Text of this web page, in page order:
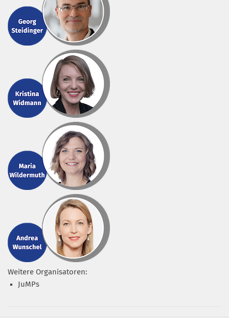
Weitere Organisatoren:
JuMPs